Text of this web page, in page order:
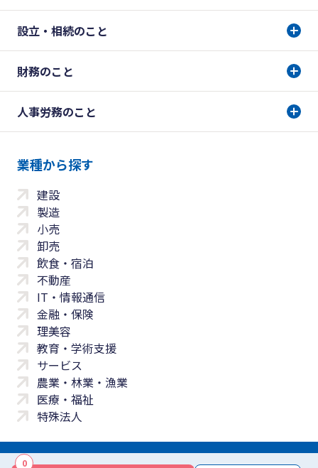
0
設立・相続のこと
財務のこと
人事労務のこと
業種から探す
建設
製造
小売
卸売
飲食・宿泊
不動産
IT・情報通信
金融・保険
理美容
教育・学術支援
サービス
農業・林業・漁業
医療・福祉
特殊法人